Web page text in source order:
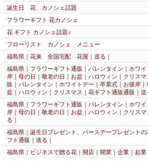
誕生日 花 カノシェ話題
フラワーギフト 花カノシェ
花 ギフト カノシェ話題♪
フローリスト カノシェ メニュー
福島県｜花束 全国宅配 花屋｜送る｜
福島県｜フラワーギフト通販｜バレンタイン｜ホワ
岸｜母の日｜敬老の日｜お盆｜ハロウィン｜クリス
販｜バレンタイン｜ホワイトデー｜卒業式｜お彼岸
盆｜ハロウィン｜クリスマス｜花ギフト通販通販｜送
福島県｜フラワーギフト通販｜バレンタイン｜ホワ
岸｜母の日｜敬老の日｜お盆｜ハロウィン｜クリス
る｜
福島県｜誕生日プレゼント、バースデープレゼント
フト通販｜送る｜
福島県｜ビジネスで贈る花｜開店｜開業｜企業｜起業